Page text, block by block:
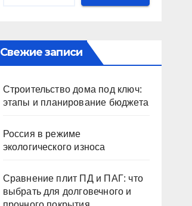
Свежие записи
Строительство дома под ключ:
этапы и планирование бюджета
Россия в режиме
экологического износа
Сравнение плит ПД и ПАГ: что
выбрать для долговечного и